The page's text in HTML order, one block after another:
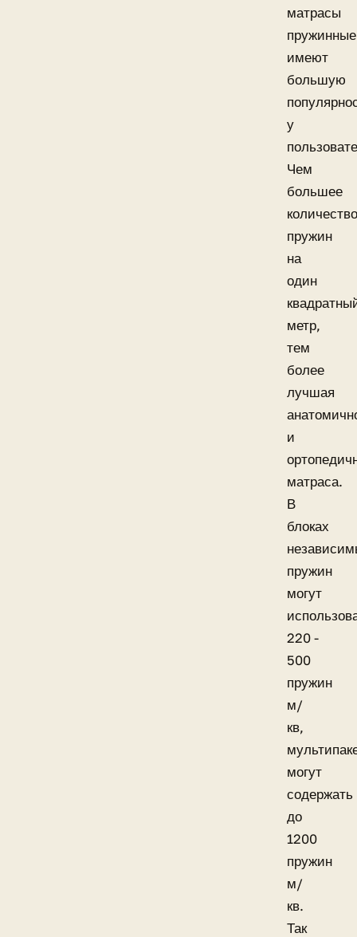
матрасы
пружинные
имеют
большую
у
Чем
большее
количество
пружин
на
один
метр,
тем
более
лучшая
и
матраса.
В
блоках
пружин
могут
220 -
500
пружин
м/
кв,
могут
содержать
до
1200
пружин
м/
кв.
Так